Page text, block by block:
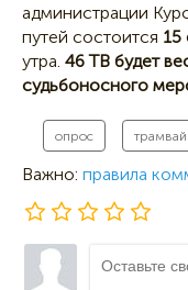
администрации
путей состоится 15
утра. 46 ТВ будет
судьбоносного
опрос трамвай
Важно: правила